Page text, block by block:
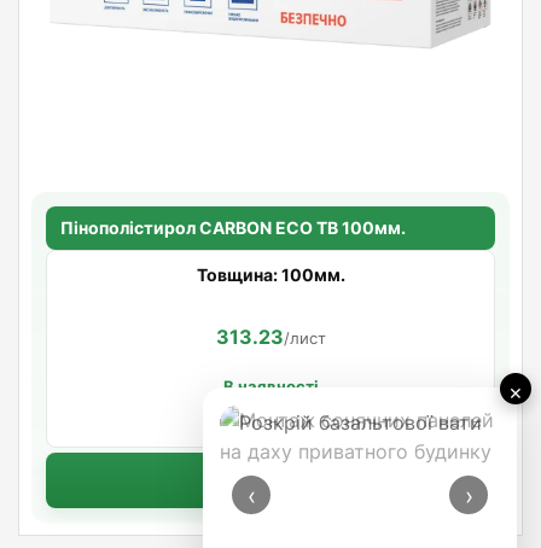
×
‹ ›
Пінополістирол CARBON ECO TB 100мм.
Товщина: 100мм.
313.23/лист
В наявності
Артикул: 642627
Купити